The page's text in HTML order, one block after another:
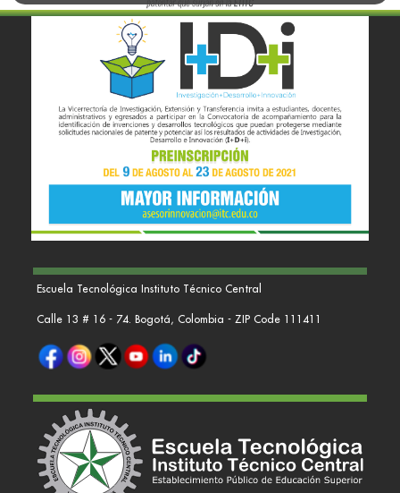
Escuela Tecnológica Instituto Técnico Central
Calle 13 # 16 - 74. Bogotá, Colombia - ZIP Code 111411